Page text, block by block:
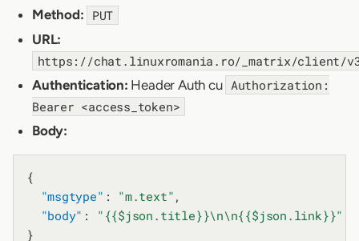
Method: PUT
URL:
https://chat.linuxromania.ro/_matrix/client/v3/
Authentication: Header Auth cu Authorization:
Bearer <access_token>
Body:
{
"msgtype" : "m.text" ,
"body" :
"{{$json.title}}\n\n{{$json.link}}"